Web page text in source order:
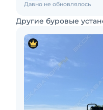
Давно не обновлялось
Другие буровые